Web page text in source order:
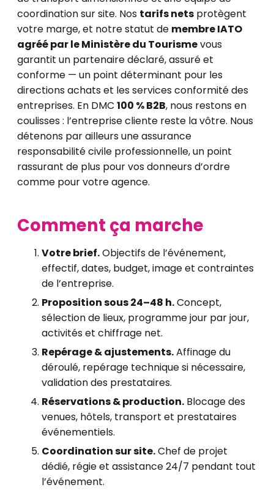
coordination sur site. Nos tarifs nets protègent
votre marge, et notre statut de membre IATO
agréé par le Ministère du Tourismevous
garantit un partenaire déclaré, assuré et
conforme — un point déterminant pour les
directions achats et les services conformité des
entreprises. En DMC 100 % B2B, nous restons en
coulisses : l’entreprise cliente reste la vôtre. Nous
détenons par ailleurs une assurance
responsabilité civile professionnelle, un point
rassurant de plus pour vos donneurs d’ordre
comme pour votre agence.
Comment ça marche
Votre brief.Objectifs de l’événement,
effectif, dates, budget, image et contraintes
de l’entreprise.
Proposition sous 24–48 h.Concept,
sélection de lieux, programme jour par jour,
activités et chiffrage net.
Repérage & ajustements.Affinage du
déroulé, repérage technique si nécessaire,
validation des prestataires.
Réservations & production. Blocage des
venues, hôtels, transport et prestataires
événementiels.
Coordination sur site.Chef de projet
dédié, régie et assistance 24/7 pendant tout
l’événement.